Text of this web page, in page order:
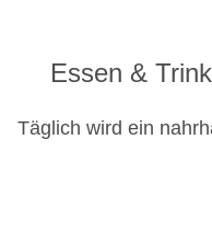
Essen &
Täglich wird ein